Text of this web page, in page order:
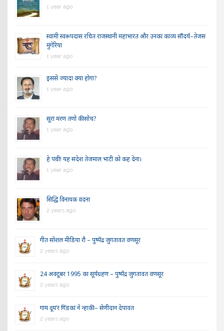
1 year ago
स्वामी स्वरूपदास रचित राजस्थानी महाभारत और उनका काव्य सौंदर्य–तेजस
मुंगेरिया
1 year ago
इससे ज्यादा क्या होगा?
1 year ago
सूरां मरण तणो की सोच?
1 year ago
हे पंथी! यह संदेश तेजमाल भाटी को कह देना।
1 year ago
सिद्धि विनायक वंदना
2 years ago
गीत सोशल मीडिया रौ – पुष्पेंद्र जुगतावत वणसूर
2 years ago
24 अक्टूबर 1995 का सूर्यग्रहण – पुष्पेंद्र जुगतावत वणसूर
2 years ago
गाय दूय’र गिंडकां ने न्हाकी – सेणीदान देपावत
2 years ago